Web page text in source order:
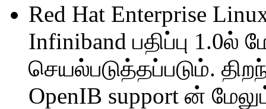
Red Hat Enterprise
Infiniband பதிப்பு 1.0ல்
செயல்படுத்தப்படும்.
OpenIB support ன்